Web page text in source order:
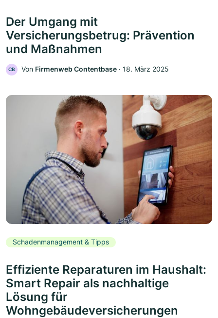
Der Umgang mit
Versicherungsbetrug: Prävention
und Maßnahmen
CB Von Firmenweb Contentbase ‧ 18. März 2025
Schadenmanagement & Tipps
Effiziente Reparaturen im Haushalt:
Smart Repair als nachhaltige
Lösung für
Wohngebäudeversicherungen